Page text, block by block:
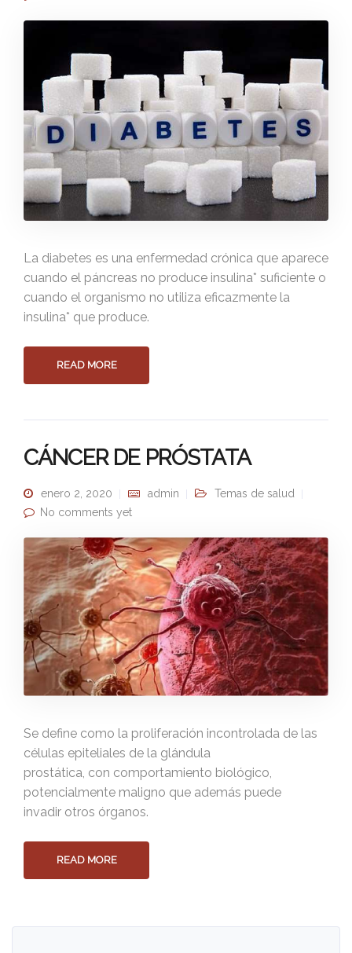
La diabetes es una enfermedad crónica que aparece
cuando el páncreas no produce insulina* suficiente o
cuando el organismo no utiliza eficazmente la
insulina* que produce.
READ MORE
CÁNCER DE PRÓSTATA
enero 2, 2020 admin
Temas de salud
No comments yet
Se define como la proliferación incontrolada de las
células epiteliales de la glándula
prostática, con comportamiento biológico,
potencialmente maligno que además puede
invadir otros órganos.
READ MORE